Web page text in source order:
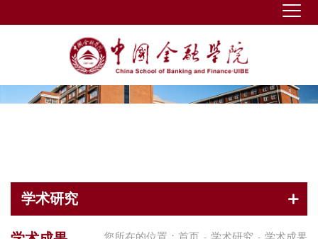
学术研究
您所在的位置： 首页 学术研究 学术成果